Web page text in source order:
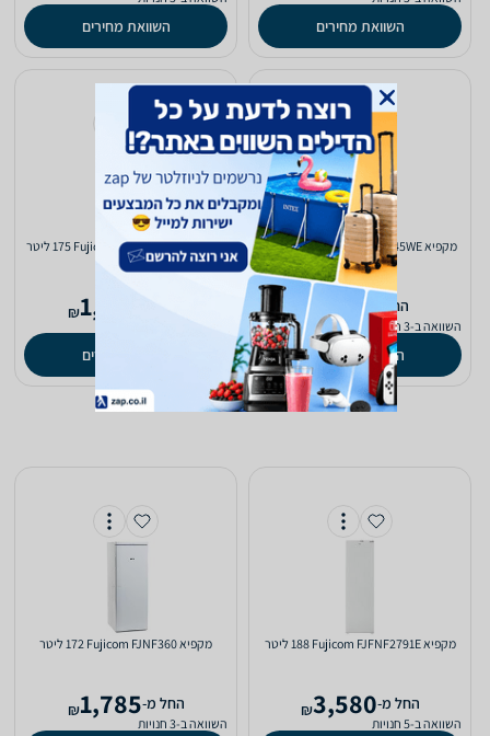
השוואת מחירים השוואת מחירים
מקפיא Fujicom FJFDF145WE ‏103 ‏ליטר
‫החל מ-885
₪
השוואה ב-3 חנויות
השוואת מחירים
מקפיא Fujicom FJ-FNF280BK ‏175 ‏ליטר
1,652
₪
השוואת מחירים
מקפיא Fujicom FJFNF2791E ‏188 ‏ליטר
‫החל מ-3,580
₪
השוואה ב-5 חנויות
מקפיא Fujicom FJNF360 ‏172 ‏ליטר
‫החל מ-1,785
₪
השוואה ב-3 חנויות